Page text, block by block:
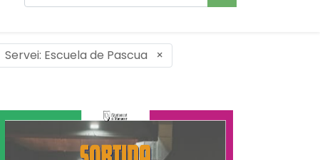
Servei: Escuela de Pascua ×